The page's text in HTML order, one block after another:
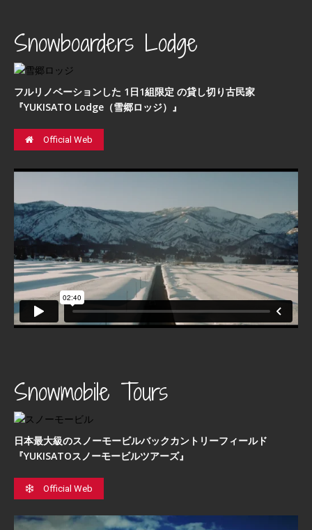
Snowboarders Lodge
フルリノベーションした 1日1組限定 の貸し切り古民家
『YUKISATO Lodge（雪郷ロッジ）』
Official Web
Snowmobile Tours
日本最⼤級のスノーモービルバックカントリーフィールド
『YUKISATOスノーモービルツアーズ』
Official Web